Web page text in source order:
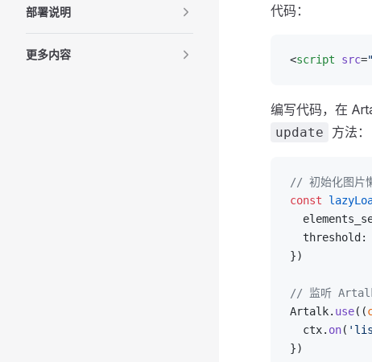
部署说明
更多内容
代码：
<script src=
编写代码，在
update 方法：
// 初始化图片
const
  threshold:
})
// 监听
Artalk. use((
  ctx.
on(
})